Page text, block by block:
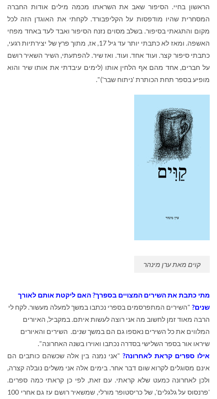
הראשון בחיי. הסיפור שאב את השראתו מכמה מילים אודות החברה
המסחרית שהיו מודפסות על הקליפבורד. לקחתי את האוגדן הזה לכל
מקום והתגאתי בסיפור. בשלב מסוים נזנח הסיפור ואבד לעד באחד מפחי
האשפה. ומאז לא כתבתי יותר
עד גיל 17, אז, מתוך פרץ של יצירתיות רגעי,
כתבתי סיפור קצר. ועוד אחד. ועוד. ואז שיר. להפתעתי, השיר השאיר רושם
על חברים, אחד מהם אף הלחין אותו (לימים עיבדתי את אותו שיר והוא
מופיע בספר תחת הכותרת 'ניתוח שבר')".
קוים מאת ערן מינהר
מתי כתבת את השירים המצויים בספרך? האם ליקטת אותם לאורך
שנים? "השירים המתפרסמים בספרי נכתבו במשך למעלה מעשור. לקח לי
הרבה מאוד זמן לחשוב מה אני רוצה לעשות איתם. במקביל, האיורים
המלווים את כל השירים נאספו גם הם במשך שנים. השירים והאיורים
שיראו אור בספר השלישי בסדרה נכתבו ואוירו בשנה האחרונה".
אילו ספרים קראת לאחרונה? "אני נמנה בין אלה שכשהם כותבים הם
אינם מסוגלים לקרוא שום דבר אחר. בימים אלה אני משלים נובלה קצרה,
ולכן לאחרונה כמעט שלא קראתי. עם זאת, לפי כן קראתי כמה ספרים.
'פרנסוס על גלגלים', של כריסטופר מורלי, שמשאיר רושם עז גם אחרי 100